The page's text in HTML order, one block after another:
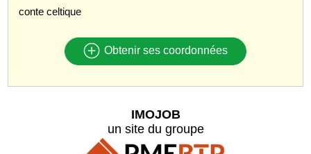
conte celtique
Obtenir ses coordonnées
IMOJOB
un site du groupe